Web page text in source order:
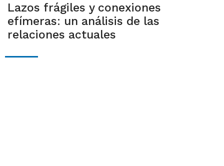
Lazos frágiles y conexiones
efímeras: un análisis de las
relaciones actuales